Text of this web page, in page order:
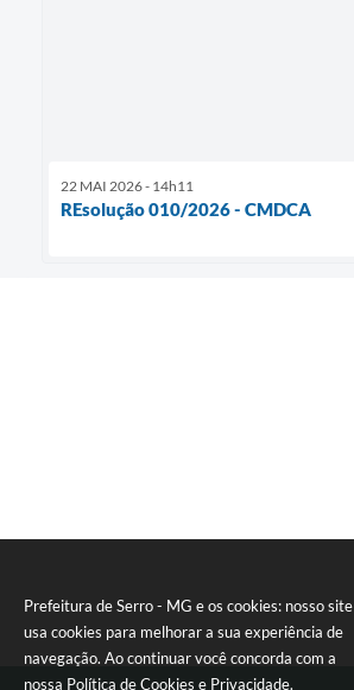
Prefeitura de Serro - MG e os cookies: nosso site
usa cookies para melhorar a sua experiência de
navegação. Ao continuar você concorda com a
nossa Política de Cookies e Privacidade.
22 MAI 2026 - 14h11
REsolução 010/2026 - CMDCA